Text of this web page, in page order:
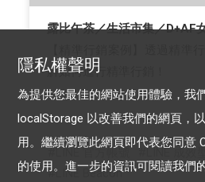
露比午茶／生活市集／D+AF
解如何進行精準行銷！
LINE 官方帳號 LINE 成效
LINE Beacon
隱私權聲明
為提供您最佳的網站使用體驗，我
localStorage 以改善我們的網頁，
用。繼續瀏覽此網頁即代表您同意
的使用。進一步的資訊可閱讀我們